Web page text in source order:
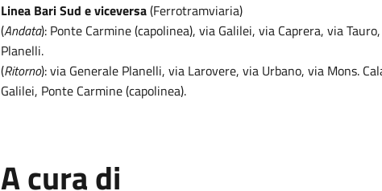
Linea Bari Sud e viceversa(Ferrotramviaria)
(Andata): Ponte Carmine (capolinea), via Galilei, via Caprera, via
Planelli.
(Ritorno): via Generale Planelli, via Larovere, via Urbano, via Mons.
Galilei, Ponte Carmine (capolinea).
A cura di